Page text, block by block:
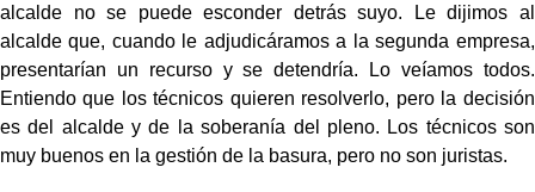
alcalde no se puede esconder detrás suyo. Le dijimos al
alcalde que, cuando le adjudicáramos a la segunda empresa,
presentarían un recurso y se detendría. Lo veíamos todos.
Entiendo que los técnicos quieren resolverlo, pero la decisión
es del alcalde y de la soberanía del pleno. Los técnicos son
muy buenos en la gestión de la basura, pero no son juristas.